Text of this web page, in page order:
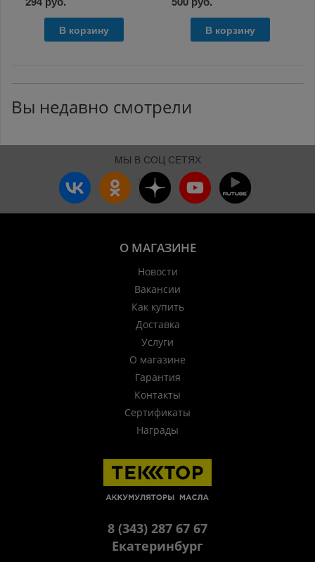
В корзину В корзину
Вы недавно смотрели
МЫ В СОЦ СЕТЯХ
О МАГАЗИНЕ
Новости
Вакансии
Как купить
Доставка
Услуги
О магазине
Гарантия
Контакты
Сертификаты
Награды
8 (343) 287 67 67
Екатеринбург